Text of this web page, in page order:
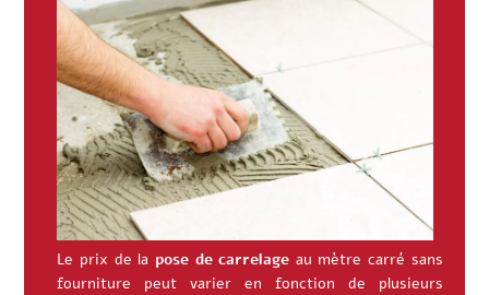
Le prix de la pose de carrelage au mètre carré sans
fourniture peut varier en fonction de plusieurs